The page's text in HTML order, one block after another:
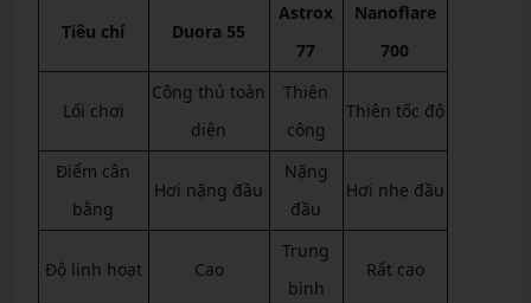
Tiêu chí Duora 55
Astrox
77
Nanoflare
700
Lối chơi
Công thủ toàn
diện
Thiên
công
Thiên tốc độ
Điểm cân
bằng
Hơi nặng đầu
Nặng
đầu
Hơi nhẹ đầu
Độ linh hoạt Cao
Trung
bình
Rất cao